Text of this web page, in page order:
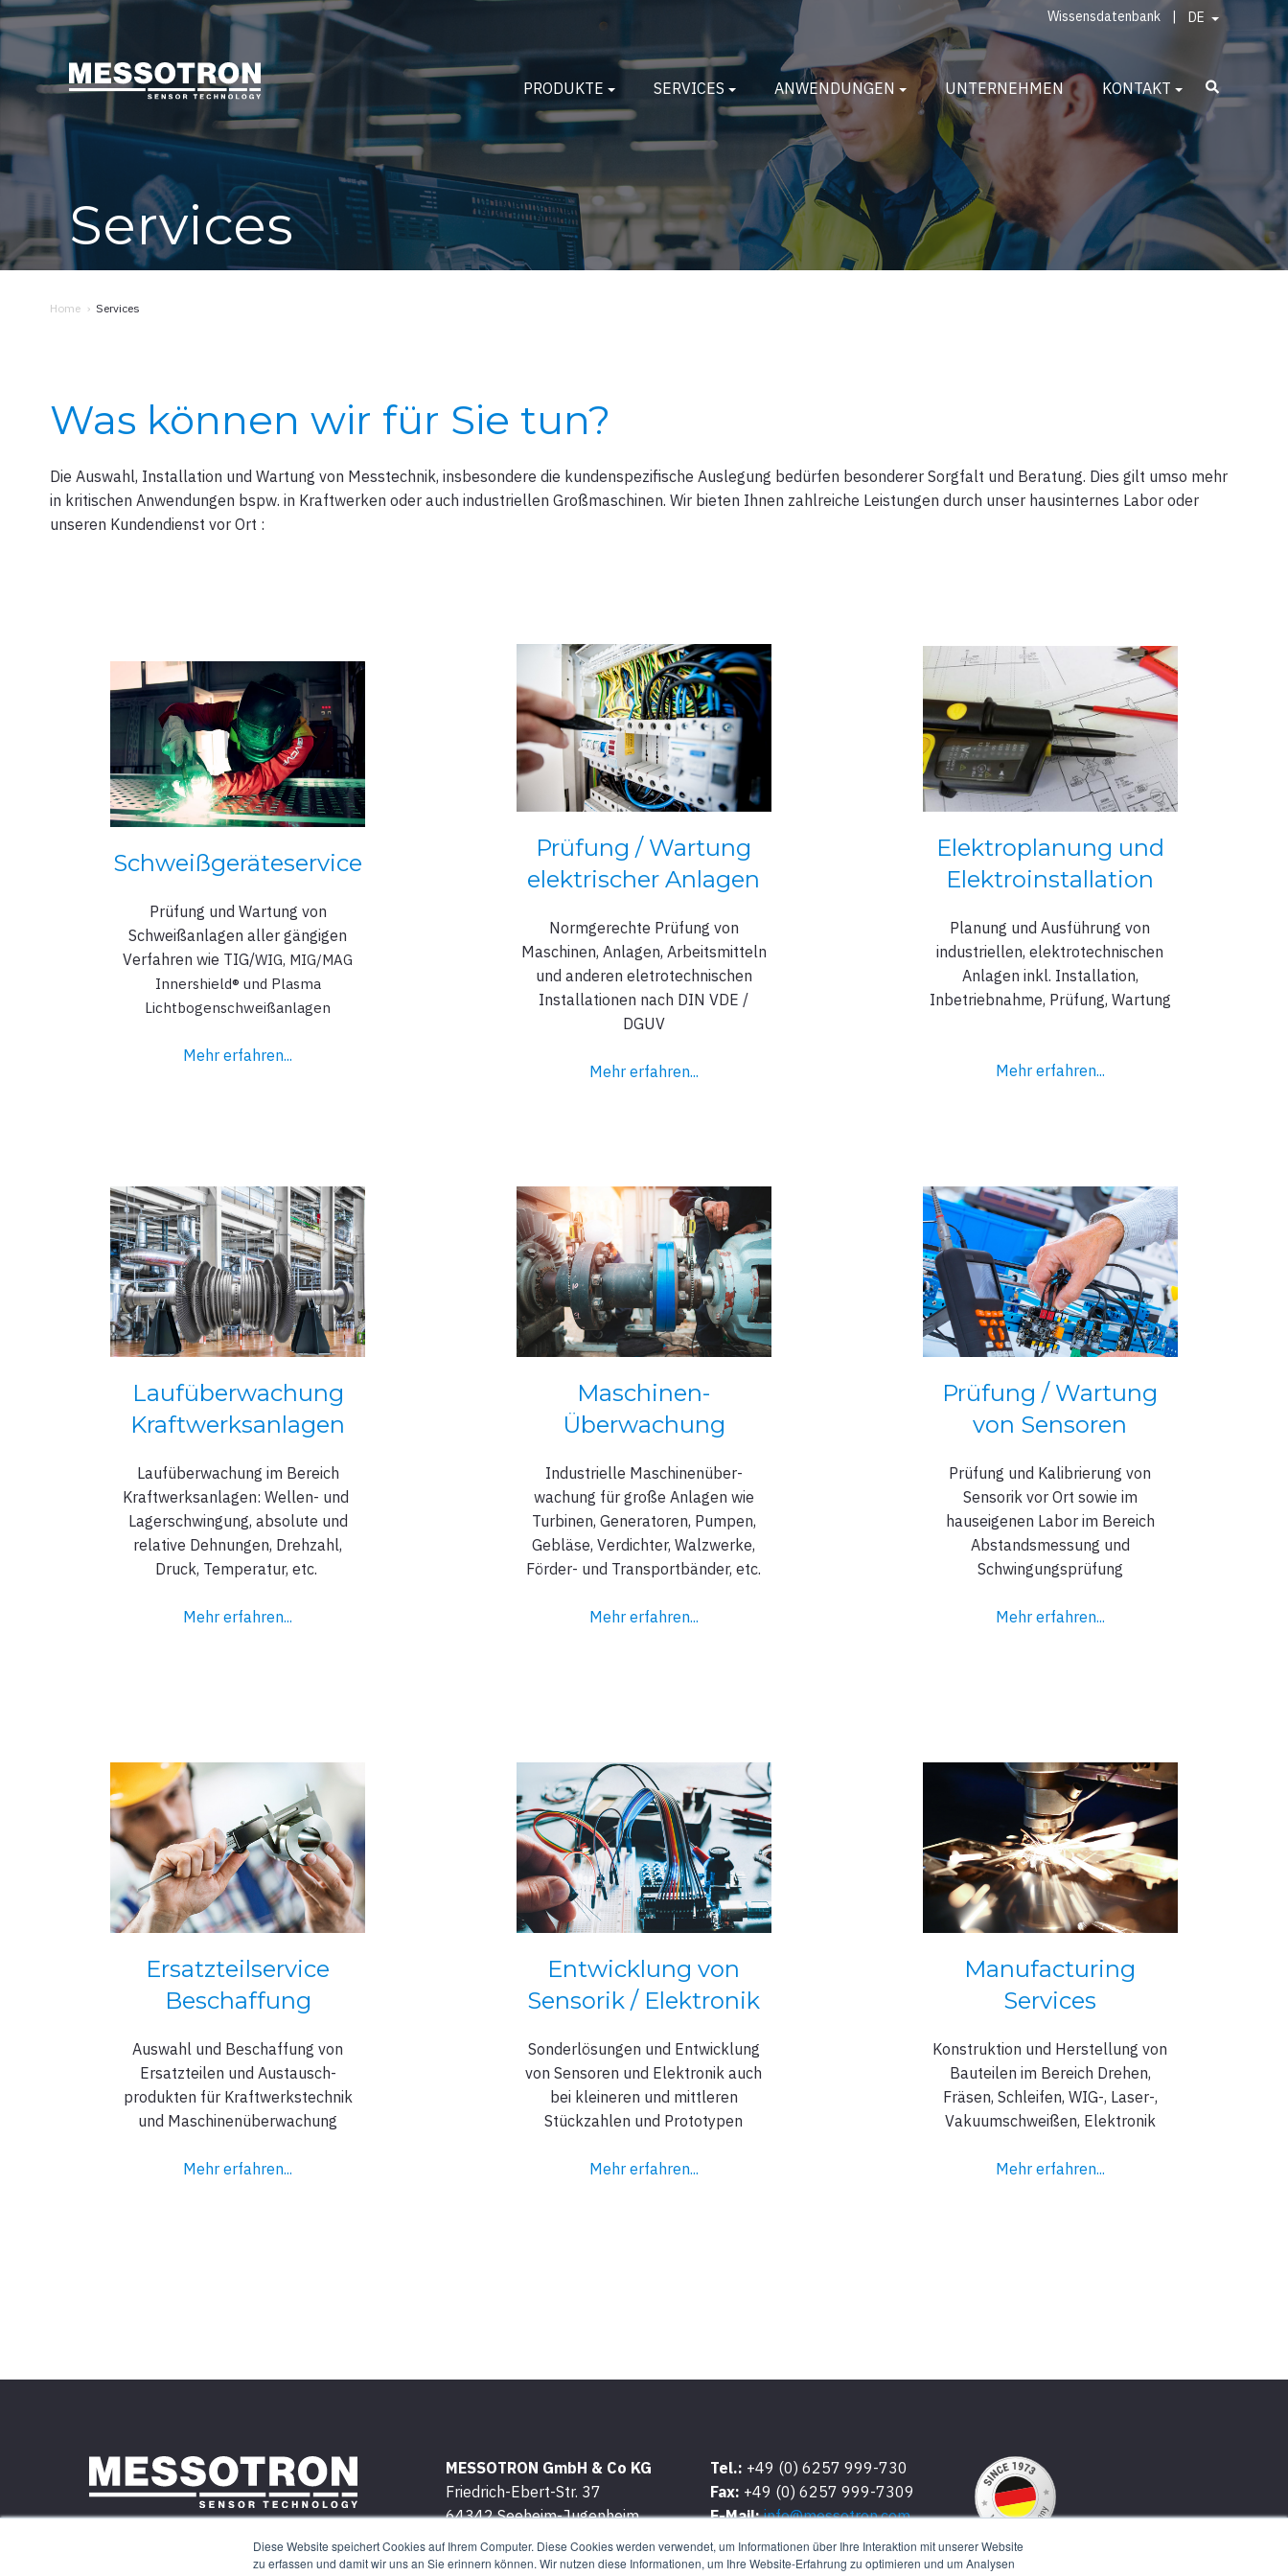
Diese Website speichert Cookies auf Ihrem Computer. Diese Cookies werden verwendet, um Informationen über Ihre Interaktion mit unserer Website
zu erfassen und damit wir uns an Sie erinnern können. Wir nutzen diese Informationen, um Ihre Website-Erfahrung zu optimieren und um Analysen
Wissensdatenbank | DE
PRODUKTE SERVICES ANWENDUNGEN UNTERNEHMEN KONTAKT
Services
Home › Services
Was können wir für Sie tun?
Die Auswahl, Installation und Wartung von Messtechnik, insbesondere die kundenspezifische Auslegung bedürfen besonderer Sorgfalt und Beratung. Dies gilt umso mehr
in kritischen Anwendungen bspw. in Kraftwerken oder auch industriellen Großmaschinen. Wir bieten Ihnen zahlreiche Leistungen durch unser hausinternes Labor oder
unseren Kundendienst vor Ort :
Schweißgeräteservice
Prüfung und Wartung von
Schweißanlagen aller gängigen
Verfahren wie TIG/WIG, MIG/MAG
Innershield® und Plasma
Lichtbogenschweißanlagen
Mehr erfahren...
Prüfung / Wartung
elektrischer Anlagen
Normgerechte Prüfung von
Maschinen, Anlagen, Arbeitsmitteln
und anderen eletrotechnischen
Installationen nach DIN VDE /
DGUV
Mehr erfahren...
Elektroplanung und
Elektroinstallation
Planung und Ausführung von
industriellen, elektrotechnischen
Anlagen inkl. Installation,
Inbetriebnahme, Prüfung, Wartung
Mehr erfahren...
Laufüberwachung
Kraftwerksanlagen
Laufüberwachung im Bereich
Kraftwerksanlagen: Wellen- und
Lagerschwingung, absolute und
relative Dehnungen, Drehzahl,
Druck, Temperatur, etc.
Mehr erfahren...
Maschinen-
Überwachung
Industrielle Maschinenüber-
wachung für große Anlagen wie
Turbinen, Generatoren, Pumpen,
Gebläse, Verdichter, Walzwerke,
Förder- und Transportbänder, etc.
Mehr erfahren...
Prüfung / Wartung
von Sensoren
Prüfung und Kalibrierung von
Sensorik vor Ort sowie im
hauseigenen Labor im Bereich
Abstandsmessung und
Schwingungsprüfung
Mehr erfahren...
Ersatzteilservice
Beschaffung
Auswahl und Beschaffung von
Ersatzteilen und Austausch-
produkten für Kraftwerkstechnik
und Maschinenüberwachung
Mehr erfahren...
Entwicklung von
Sensorik / Elektronik
Sonderlösungen und Entwicklung
von Sensoren und Elektronik auch
bei kleineren und mittleren
Stückzahlen und Prototypen
Mehr erfahren...
Manufacturing
Services
Konstruktion und Herstellung von
Bauteilen im Bereich Drehen,
Fräsen, Schleifen, WIG-, Laser-,
Vakuumschweißen, Elektronik
Mehr erfahren...
© 2026 MESSOTRON GmbH & Co. KG
MESSOTRON GmbH & Co KG
Friedrich-Ebert-Str. 37
64342 Seeheim-Jugenheim
Tel.: +49 (0) 6257 999-730
Fax: +49 (0) 6257 999-7309
E-Mail: info@messotron.com